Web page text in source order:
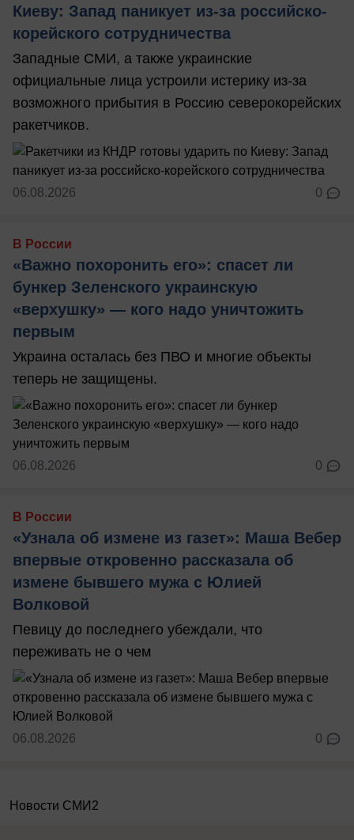
Киеву: Запад паникует из-за российско-
корейского сотрудничества
Западные СМИ, а также украинские
официальные лица устроили истерику из-за
возможного прибытия в Россию северокорейских
ракетчиков.
06.08.2026 0
В России
«Важно похоронить его»: спасет ли
бункер Зеленского украинскую
«верхушку» — кого надо уничтожить
первым
Украина осталась без ПВО и многие объекты
теперь не защищены.
06.08.2026 0
В России
«Узнала об измене из газет»: Маша Вебер
впервые откровенно рассказала об
измене бывшего мужа с Юлией
Волковой
Певицу до последнего убеждали, что
переживать не о чем
06.08.2026 0
Новости СМИ2